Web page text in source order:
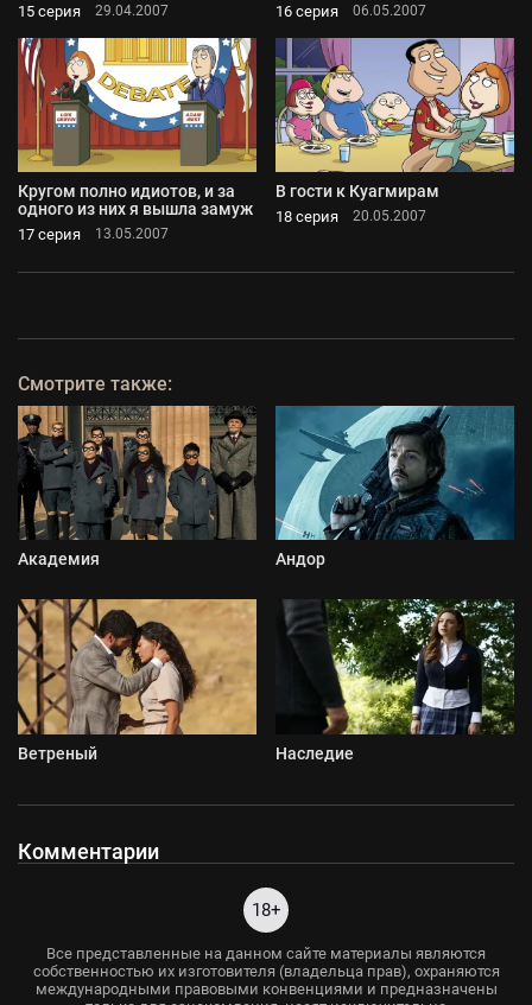
15 серия 29.04.2007 16 серия 06.05.2007
Кругом полно идиотов, и за
одного из них я вышла замуж
17 серия 13.05.2007
В гости к Куагмирам
18 серия 20.05.2007
Смотрите также:
Академия Андор
Ветреный Наследие
Комментарии
18+
Все представленные на данном сайте материалы являются
собственностью их изготовителя (владельца прав), охраняются
международными правовыми конвенциями и предназначены